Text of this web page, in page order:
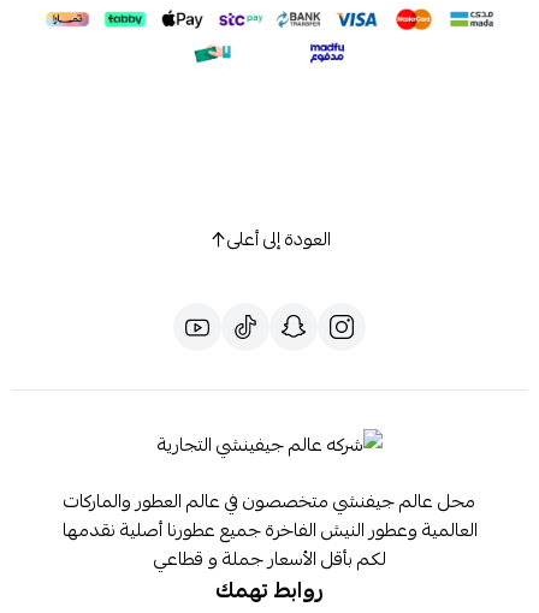
العودة إلى أعلى
محل عالم جيفنشي متخصصون في عالم العطور والماركات
العالمية وعطور النيش الفاخرة جميع عطورنا أصلية نقدمها
لكم بأقل الأسعار جملة و قطاعي
روابط تهمك